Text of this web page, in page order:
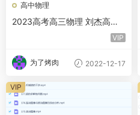
高中物理
2023高考高三物理 刘杰高考
物理一轮复习 加油包 规划服VIP
为了烤肉 2022-12-17
VIP